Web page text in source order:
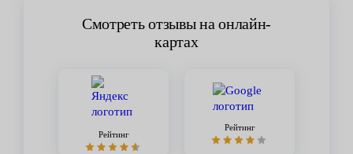
Смотреть отзывы на онлайн-
картах
Рейтинг
Рейтинг